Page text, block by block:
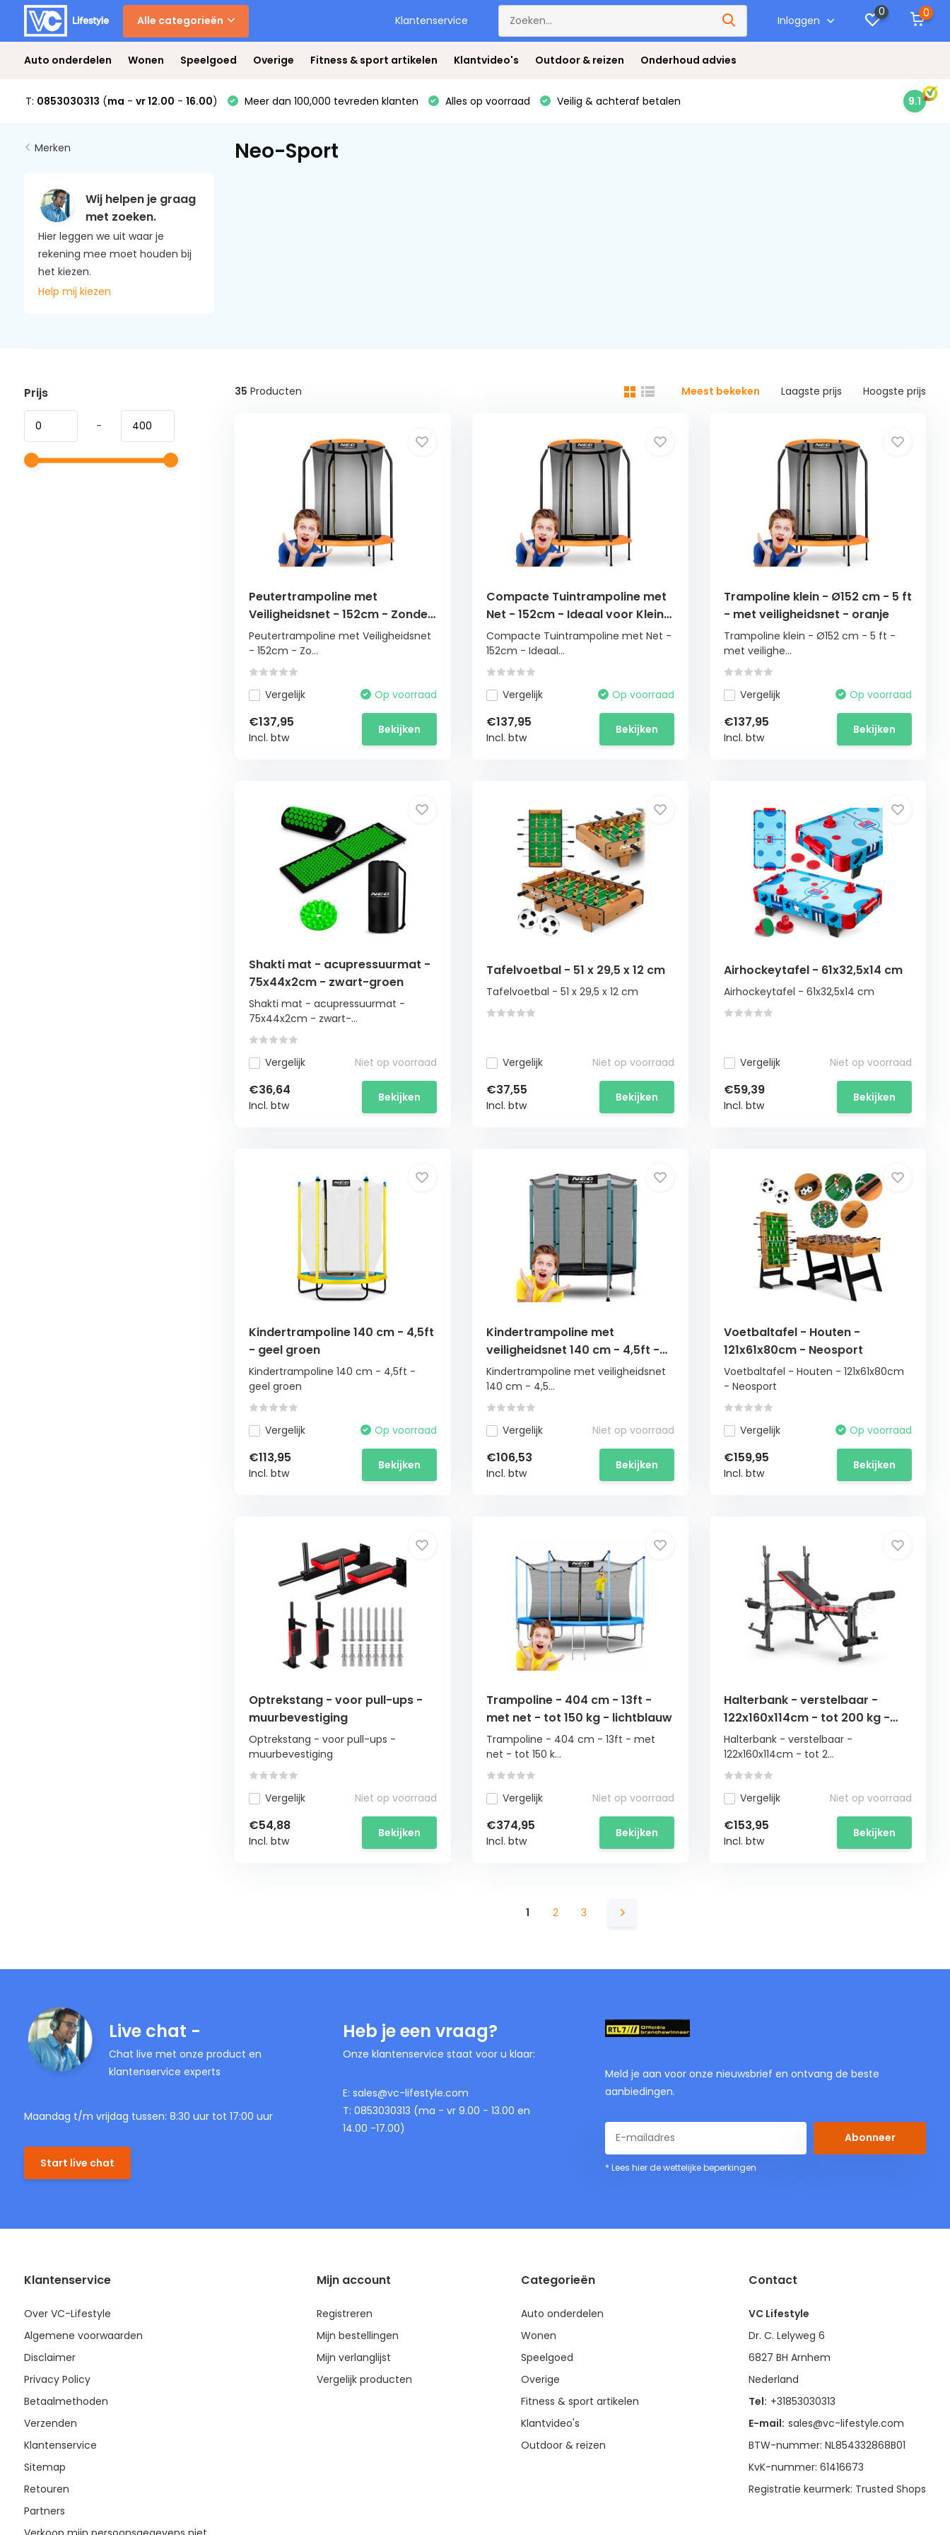
Alle categorieën Klantenservice Inloggen
0 0
Auto onderdelen Wonen Speelgoed Overige Fitness & sport artikelen Klantvideo's Outdoor & reizen Onderhoud advies
T: 0853030313 (ma - vr 12.00 - 16.00) Meer dan 100,000 tevreden klanten Alles op voorraad Veilig & achteraf betalen 9.1
Merken
Wij helpen je graag
met zoeken.
Hier leggen we uit waar je
rekening mee moet houden bij
het kiezen.
Help mij kiezen
Neo-Sport
Prijs
-
35 Producten Meest bekeken Laagste prijs Hoogste prijs
Peutertrampoline met
Veiligheidsnet - 152cm - Zonder
Ladder
Peutertrampoline met Veiligheidsnet
- 152cm - Zo...
Vergelijk Op voorraad
€137,95
Incl. btw
Bekijken
Compacte Tuintrampoline met
Net - 152cm - Ideaal voor Kleine
Tuin
Compacte Tuintrampoline met Net -
152cm - Ideaal...
Vergelijk Op voorraad
€137,95
Incl. btw
Bekijken
Trampoline klein - Ø152 cm - 5 ft
- met veiligheidsnet - oranje
Trampoline klein - Ø152 cm - 5 ft -
met veilighe...
Vergelijk Op voorraad
€137,95
Incl. btw
Bekijken
Shakti mat - acupressuurmat -
75x44x2cm - zwart-groen
Shakti mat - acupressuurmat -
75x44x2cm - zwart-...
Vergelijk Niet op voorraad
€36,64
Incl. btw
Bekijken
Tafelvoetbal - 51 x 29,5 x 12 cm
Tafelvoetbal - 51 x 29,5 x 12 cm
Vergelijk Niet op voorraad
€37,55
Incl. btw
Bekijken
Airhockeytafel - 61x32,5x14 cm
Airhockeytafel - 61x32,5x14 cm
Vergelijk Niet op voorraad
€59,39
Incl. btw
Bekijken
Kindertrampoline 140 cm - 4,5ft
- geel groen
Kindertrampoline 140 cm - 4,5ft -
geel groen
Vergelijk Op voorraad
€113,95
Incl. btw
Bekijken
Kindertrampoline met
veiligheidsnet 140 cm - 4,5ft -
zwart groen
Kindertrampoline met veiligheidsnet
140 cm - 4,5...
Vergelijk Niet op voorraad
€106,53
Incl. btw
Bekijken
Voetbaltafel - Houten -
121x61x80cm - Neosport
Voetbaltafel - Houten - 121x61x80cm
- Neosport
Vergelijk Op voorraad
€159,95
Incl. btw
Bekijken
Optrekstang - voor pull-ups -
muurbevestiging
Optrekstang - voor pull-ups -
muurbevestiging
Vergelijk Niet op voorraad
€54,88
Incl. btw
Bekijken
Trampoline - 404 cm - 13ft -
met net - tot 150 kg - lichtblauw
Trampoline - 404 cm - 13ft - met
net - tot 150 k...
Vergelijk Niet op voorraad
€374,95
Incl. btw
Bekijken
Halterbank - verstelbaar -
122x160x114cm - tot 200 kg -
zwart
Halterbank - verstelbaar -
122x160x114cm - tot 2...
Vergelijk Niet op voorraad
€153,95
Incl. btw
Bekijken
1 2 3
Live chat -
Chat live met onze product en
klantenservice experts
Maandag t/m vrijdag tussen: 8:30 uur tot 17:00 uur
Start live chat
Heb je een vraag?
Onze klantenservice staat voor u klaar:
E: sales@vc-lifestyle.com
T: 0853030313 (ma - vr 9.00 - 13.00 en
14.00 -17.00)
Meld je aan voor onze nieuwsbrief en ontvang de beste
aanbiedingen.
Abonneer
* Lees hier de wettelijke beperkingen
Klantenservice
Over VC-Lifestyle
Algemene voorwaarden
Disclaimer
Privacy Policy
Betaalmethoden
Verzenden
Klantenservice
Sitemap
Retouren
Partners
Mijn account
Registreren
Mijn bestellingen
Mijn verlanglijst
Vergelijk producten
Categorieën
Auto onderdelen
Wonen
Speelgoed
Overige
Fitness & sport artikelen
Klantvideo's
Outdoor & reizen
Contact
VC Lifestyle
Dr. C. Lelyweg 6
6827 BH Arnhem
Nederland
Tel: +31853030313
E-mail: sales@vc-lifestyle.com
BTW-nummer: NL854332868B01
KvK-nummer: 61416673
Registratie keurmerk: Trusted Shops